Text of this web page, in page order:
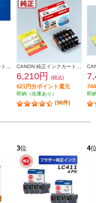
6,210円 (税込)
621円分ポイント還元
即納（在庫あり）
(96件)
即
3位 4